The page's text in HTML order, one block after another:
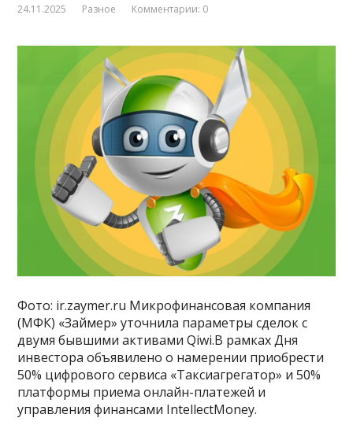
24.11.2025 Разное Комментарии: 0
Фото: ir.zaymer.ru Микрофинансовая компания
(МФК) «Займер» уточнила параметры сделок с
двумя бывшими активами Qiwi.В рамках Дня
инвестора объявилено о намерении приобрести
50% цифрового сервиса «Таксиагрегатор» и 50%
платформы приема онлайн-платежей и
управления финансами IntellectMoney.